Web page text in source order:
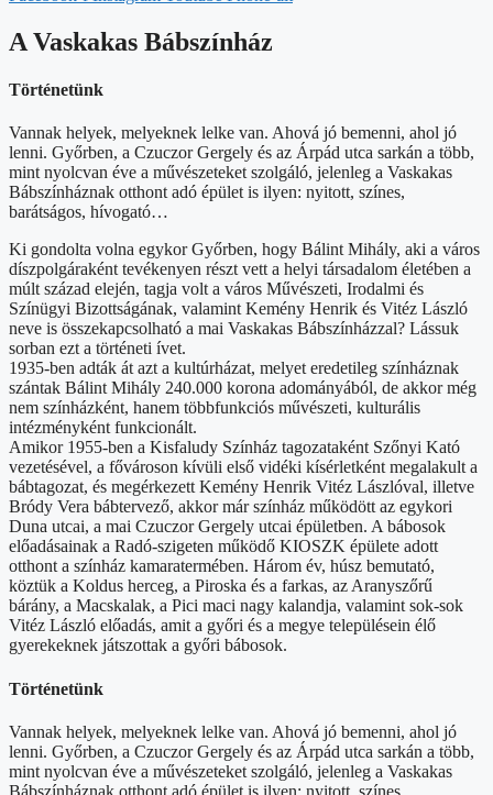
A Vaskakas Bábszínház
Történetünk
Vannak helyek, melyeknek lelke van. Ahová jó bemenni, ahol jó
lenni. Győrben, a Czuczor Gergely és az Árpád utca sarkán a több,
mint nyolcvan éve a művészeteket szolgáló, jelenleg a Vaskakas
Bábszínháznak otthont adó épület is ilyen: nyitott, színes,
barátságos, hívogató…
Ki gondolta volna egykor Győrben, hogy Bálint Mihály, aki a város
díszpolgáraként tevékenyen részt vett a helyi társadalom életében a
múlt század elején, tagja volt a város Művészeti, Irodalmi és
Színügyi Bizottságának, valamint Kemény Henrik és Vitéz László
neve is összekapcsolható a mai Vaskakas Bábszínházzal? Lássuk
sorban ezt a történeti ívet.
1935-ben adták át azt a kultúrházat, melyet eredetileg színháznak
szántak Bálint Mihály 240.000 korona adományából, de akkor még
nem színházként, hanem többfunkciós művészeti, kulturális
intézményként funkcionált.
Amikor 1955-ben a Kisfaludy Színház tagozataként Szőnyi Kató
vezetésével, a fővároson kívüli első vidéki kísérletként megalakult a
bábtagozat, és megérkezett Kemény Henrik Vitéz Lászlóval, illetve
Bródy Vera bábtervező, akkor már színház működött az egykori
Duna utcai, a mai Czuczor Gergely utcai épületben. A bábosok
előadásainak a Radó-szigeten működő KIOSZK épülete adott
otthont a színház kamaratermében. Három év, húsz bemutató,
köztük a Koldus herceg, a Piroska és a farkas, az Aranyszőrű
bárány, a Macskalak, a Pici maci nagy kalandja, valamint sok-sok
Vitéz László előadás, amit a győri és a megye településein élő
gyerekeknek játszottak a győri bábosok.
Történetünk
Vannak helyek, melyeknek lelke van. Ahová jó bemenni, ahol jó
lenni. Győrben, a Czuczor Gergely és az Árpád utca sarkán a több,
mint nyolcvan éve a művészeteket szolgáló, jelenleg a Vaskakas
Bábszínháznak otthont adó épület is ilyen: nyitott, színes,